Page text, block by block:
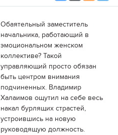
Обаятельный заместитель
начальника, работающий в
эмоциональном женском
коллективе? Такой
управляющий просто обязан
быть центром внимания
подчиненных. Владимир
Халаимов ощутил на себе весь
накал бурлящих страстей,
устроившись на новую
руководящую должность.